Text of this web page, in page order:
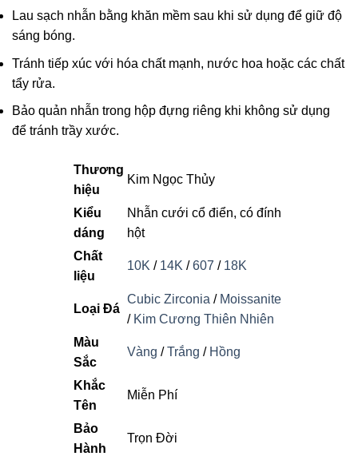
Lau sạch nhẫn bằng khăn mềm sau khi sử dụng để giữ độ
sáng bóng.
Tránh tiếp xúc với hóa chất mạnh, nước hoa hoặc các chất
tẩy rửa.
Bảo quản nhẫn trong hộp đựng riêng khi không sử dụng
để tránh trầy xước.
Thương
hiệu
Kim Ngọc Thủy
Kiểu
dáng
Nhẫn cưới cổ điển, có đính
hột
Chất
liệu
10K / 14K /607 / 18K
Loại Đá
Cubic Zirconia / Moissanite
/ Kim Cương Thiên Nhiên
Màu
Sắc
Vàng /Trắng / Hồng
Khắc
Tên
Miễn Phí
Bảo
Hành
Trọn Đời